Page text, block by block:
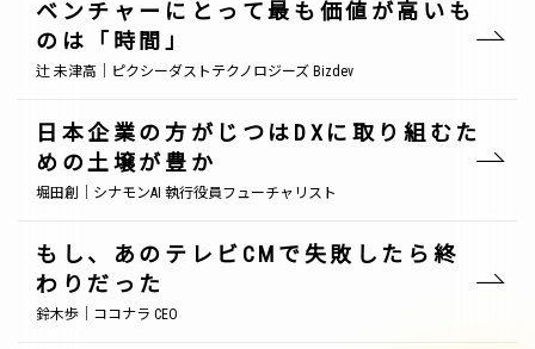
ベンチャーにとって最も価値が高いも
のは「時間」
辻 未津高｜ピクシーダストテクノロジーズ Bizdev
日本企業の方がじつはDXに取り組むた
めの土壌が豊か
堀田創｜シナモンAI 執行役員フューチャリスト
もし、あのテレビCMで失敗したら終
わりだった
鈴木歩｜ココナラ CEO